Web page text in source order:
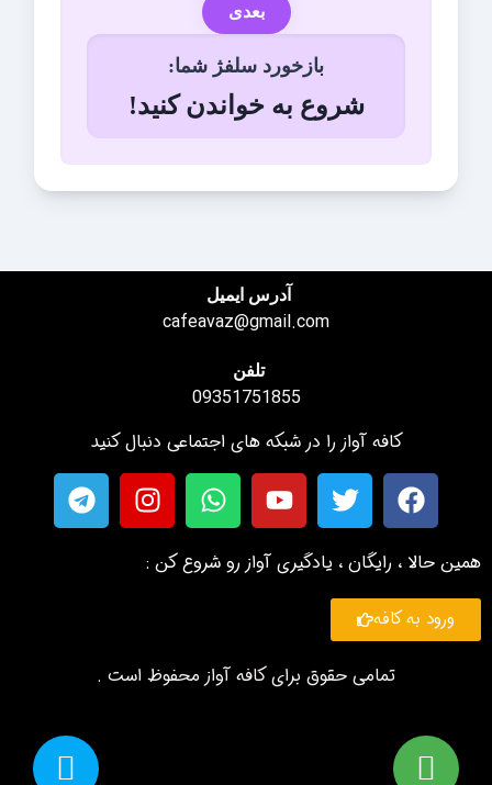
بعدی
بازخورد سلفژ شما:
شروع به خواندن کنید!
آدرس ایمیل
cafeavaz@gmail.com
تلفن
09351751855
کافه آواز را در شبکه های اجتماعی دنبال کنید
همین حالا ، رایگان ، یادگیری آواز رو شروع کن :
ورود به کافه
تمامی حقوق برای کافه آواز محفوظ است .